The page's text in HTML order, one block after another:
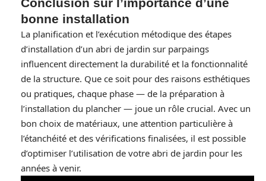
bonne installation
La planification et l’exécution métodique des étapes
d’installation d’un abri de jardin sur parpaings
influencent directement la durabilité et la fonctionnalité
de la structure. Que ce soit pour des raisons esthétiques
ou pratiques, chaque phase — de la préparation à
l’installation du plancher — joue un rôle crucial. Avec un
bon choix de matériaux, une attention particulière à
l’étanchéité et des vérifications finalisées, il est possible
d’optimiser l’utilisation de votre abri de jardin pour les
années à venir.